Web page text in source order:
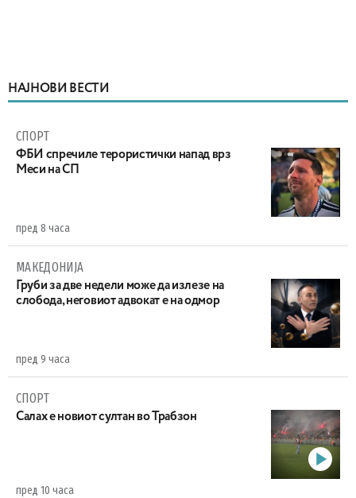
НАЈНОВИ ВЕСТИ
СПОРТ
ФБИ спречиле терористички напад врз
Меси на СП
пред 8 часа
МАКЕДОНИЈА
Груби за две недели може да излезе на
слобода, неговиот адвокат е на одмор
пред 9 часа
СПОРТ
Салах е новиот султан во Трабзон
пред 10 часа